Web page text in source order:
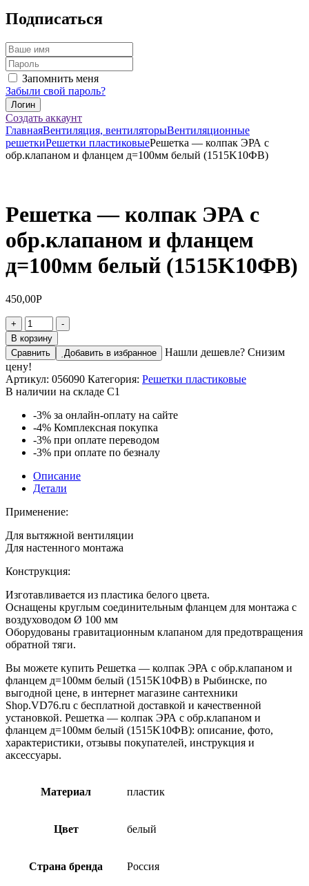
Подписаться
Запомнить меня
Забыли свой пароль?
Создать аккаунт
ГлавнаяВентиляция, вентиляторыВентиляционные
решеткиРешетки пластиковыеРешетка — колпак ЭРА с
обр.клапаном и фланцем д=100мм белый (1515K10ФВ)
Решетка — колпак ЭРА с
обр.клапаном и фланцем
д=100мм белый (1515K10ФВ)
450,00Р
+
Количество
товара
Решетка
-
колпак
ЭРА
с
обр.клапаном
и
фланцем
д=100мм
белый
(1515K10ФВ)
-
В корзину
Сравнить
Добавить в избранное
Нашли дешевле? Снизим
цену!
Артикул: 056090 Категория: Решетки пластиковые
В наличии на складе С1
-3% за онлайн-оплату на сайте
-4% Комплексная покупка
-3% при оплате переводом
-3% при оплате по безналу
Описание
Детали
Применение:
Для вытяжной вентиляции
Для настенного монтажа
Конструкция:
Изготавливается из пластика белого цвета.
Оснащены круглым соединительным фланцем для монтажа с
воздуховодом Ø 100 мм
Оборудованы гравитационным клапаном для предотвращения
обратной тяги.
Вы можете купить Решетка — колпак ЭРА с обр.клапаном и
фланцем д=100мм белый (1515K10ФВ) в Рыбинске, по
выгодной цене, в интернет магазине сантехники
Shop.VD76.ru с бесплатной доставкой и качественной
установкой. Решетка — колпак ЭРА с обр.клапаном и
фланцем д=100мм белый (1515K10ФВ): описание, фото,
характеристики, отзывы покупателей, инструкция и
аксессуары.
Материал пластик
Цвет белый
Страна бренда Россия